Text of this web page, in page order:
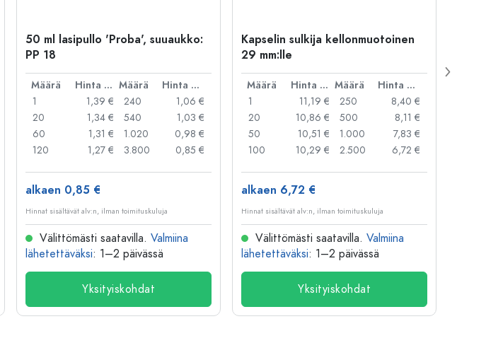
50 ml lasipullo 'Proba', suuaukko:
PP 18
Määrä Hinta per kpl Määrä
Hinta per kpl
1
1,39 €
20
1,34 €
60
1,31 €
120
1,27 €
240
1,06 €
540
1,03 €
1.020
0,98 €
3.800
0,85 €
alkaen 0,85 €
Hinnat sisältävät alv:n, ilman toimituskuluja
Välittömästi saatavilla. Valmiina
lähetettäväksi: 1–2 päivässä
Yksityiskohdat
Kapselin sulkija kellonmuotoinen
29 mm:lle
Määrä Hinta per kpl Määrä
Hinta per kpl
1
11,19 €
20
10,86 €
50
10,51 €
100
10,29 €
250
8,40 €
500
8,11 €
1.000
7,83 €
2.500
6,72 €
alkaen 6,72 €
Hinnat sisältävät alv:n, ilman toimituskuluja
Välittömästi saatavilla. Valmiina
lähetettäväksi: 1–2 päivässä
Yksityiskohdat